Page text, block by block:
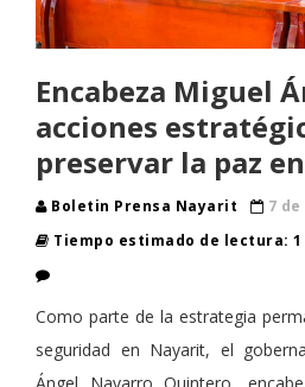
Encabeza Miguel
acciones
preservar la paz
Boletin Prensa Nayarit
7
Tiempo estimado de lectura:
Como parte de la estrategia
seguridad en Nayarit, el